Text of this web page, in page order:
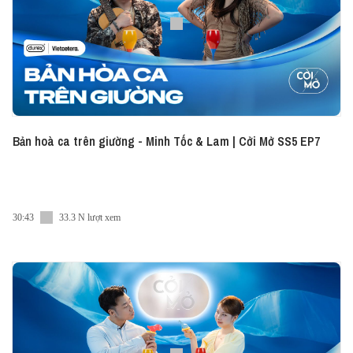
Bản hoà ca trên giường - Minh Tốc & Lam | Cởi Mở SS5 EP7
30:43 33.3 N lượt xem